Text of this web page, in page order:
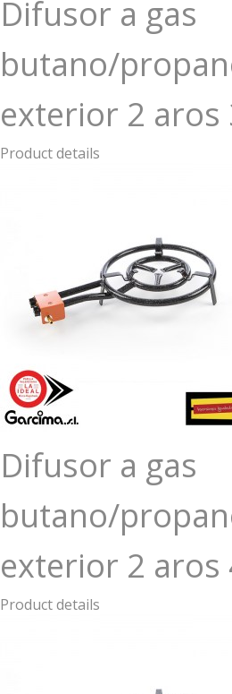
Difusor a gas
butano/
exterior 2 aros
Product details
Difusor a gas
butano/
exterior 2 aros
Product details